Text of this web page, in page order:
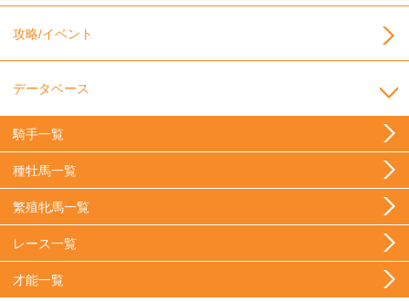
攻略/イベント
データベース
騎手一覧
種牡馬一覧
繁殖牝馬一覧
レース一覧
才能一覧